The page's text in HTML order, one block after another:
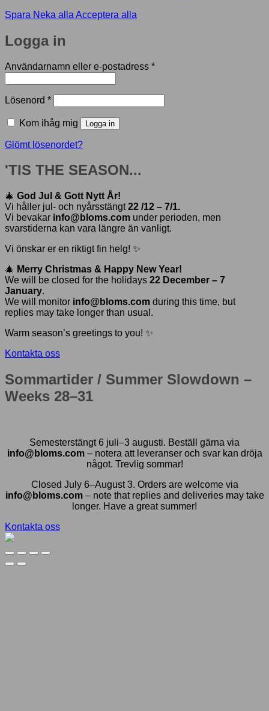
Spara Neka alla Acceptera alla
Logga in
Användarnamn eller e-postadress *Obligatoriskt
Lösenord *Obligatoriskt
Kom ihåg mig Logga in
Glömt lösenordet?
'TIS THE SEASON...
🎄 God Jul & Gott Nytt År!
Vi håller jul- och nyårsstängt22 /12 – 7/1.
Vi bevakar info@bloms.com under perioden, men
svarstiderna kan vara längre än vanligt.
Vi önskar er en riktigt fin helg! ✨
🎄 Merry Christmas & Happy New Year!
We will be closed for the holidays 22 December – 7
January.
We will monitor info@bloms.com during this time, but
replies may take longer than usual.
Warm season’s greetings to you! ✨
Kontakta oss
Sommartider / Summer Slowdown –
Weeks 28–31
Semesterstängt 6 juli–3 augusti. Beställ gärna via
info@bloms.com– notera att leveranser och svar kan dröja
något. Trevlig sommar!
Closed July 6–August 3. Orders are welcome via
info@bloms.com– note that replies and deliveries may take
longer. Have a great summer!
Kontakta oss